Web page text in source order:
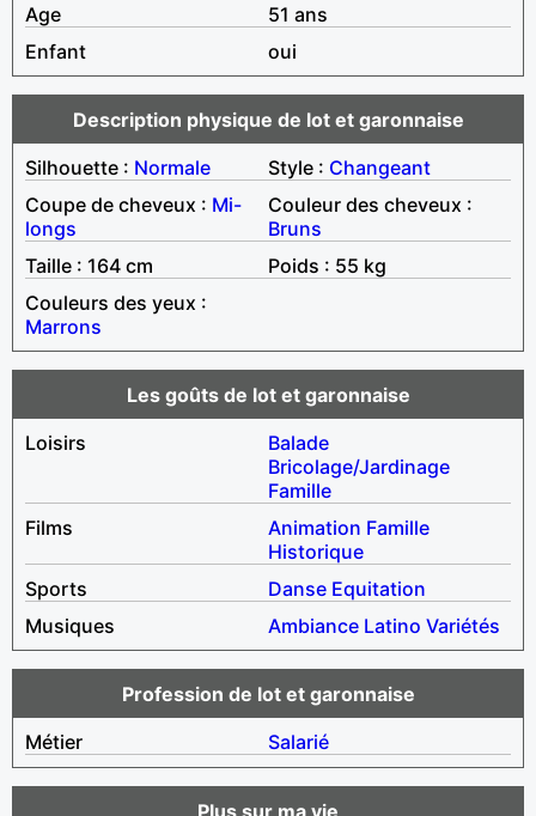
Age
51 ans
Enfant
oui
Description physique de lot et garonnaise
Silhouette : Normale Style : Changeant
Coupe de cheveux : Mi-
longs
Couleur des cheveux :
Bruns
Taille : 164 cm
Poids : 55 kg
Couleurs des yeux :
Marrons
Les goûts de lot et garonnaise
Loisirs
Balade
Bricolage/Jardinage
Famille
Films
Animation Famille
Historique
Sports
Danse Equitation
Musiques
Ambiance Latino Variétés
Profession de lot et garonnaise
Métier
Salarié
Plus sur ma vie